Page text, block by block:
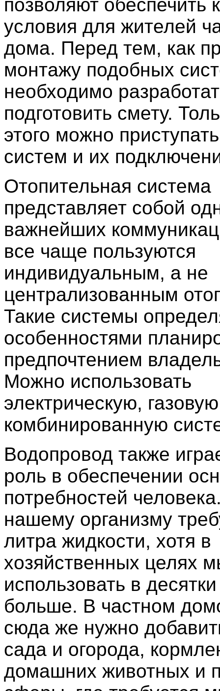
позволяют обеспечить
условия для жителей
дома. Перед тем, как
монтажу подобных
необходимо
подготовить смету.
этого можно
систем и их
Отопительная система
представляет собой
важнейших
все чаще пользуются
индивидуальным, а не
централизованным
Такие системы
особенностями
предпочтением
Можно использовать
электрическую,
комбинированную
Водопровод также
роль в обеспечении
потребностей
нашему организму
литра жидкости, хотя в
хозяйственных целях
использовать в
больше. В частном
сюда же нужно
сада и огорода,
домашних животных и